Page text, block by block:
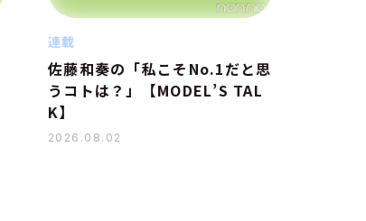
連載
佐藤和奏の「私こそNo.1だと思
うコトは？」【MODEL’S TAL
K】
2026.08.02